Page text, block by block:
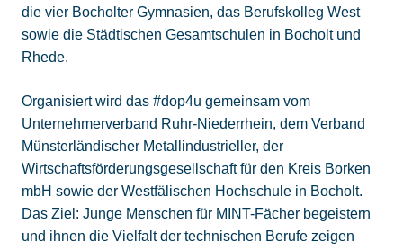
die vier Bocholter Gymnasien, das Berufskolleg West
sowie die Städtischen Gesamtschulen in Bocholt und
Rhede.
Organisiert wird das #dop4u gemeinsam vom
Unternehmerverband Ruhr-Niederrhein, dem Verband
Münsterländischer Metallindustrieller, der
Wirtschaftsförderungsgesellschaft für den Kreis Borken
mbH sowie der Westfälischen Hochschule in Bocholt.
Das Ziel: Junge Menschen für MINT-Fächer begeistern
und ihnen die Vielfalt der technischen Berufe zeigen